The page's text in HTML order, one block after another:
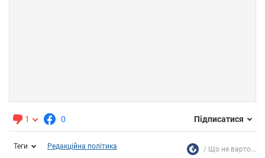
1 0 Підписатися
Теги Редакційна політика Що не варто...